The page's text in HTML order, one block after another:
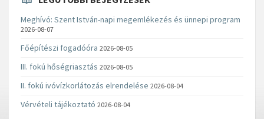
Meghívó: Szent István-napi megemlékezés és ünnepi program
2026-08-07
Főépítészi fogadóóra 2026-08-05
III. fokú hőségriasztás 2026-08-05
II. fokú ivóvízkorlátozás elrendelése 2026-08-04
Vérvételi tájékoztató 2026-08-04